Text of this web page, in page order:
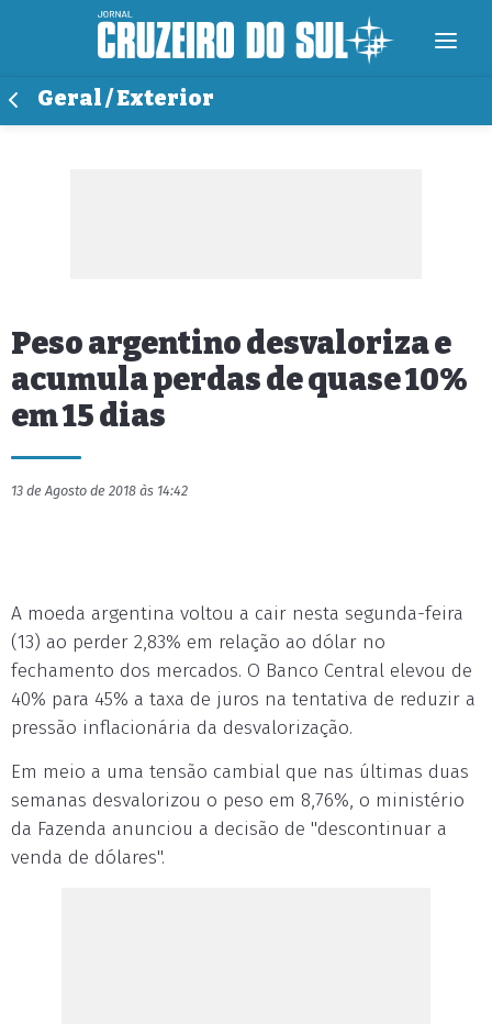
Geral / Exterior
Peso argentino desvaloriza e
acumula perdas de quase 10%
em 15 dias
13 de Agosto de 2018 às 14:42
A moeda argentina voltou a cair nesta segunda-feira
(13) ao perder 2,83% em relação ao dólar no
fechamento dos mercados. O Banco Central elevou de
40% para 45% a taxa de juros na tentativa de reduzir a
pressão inflacionária da desvalorização.
Em meio a uma tensão cambial que nas últimas duas
semanas desvalorizou o peso em 8,76%, o ministério
da Fazenda anunciou a decisão de "descontinuar a
venda de dólares".